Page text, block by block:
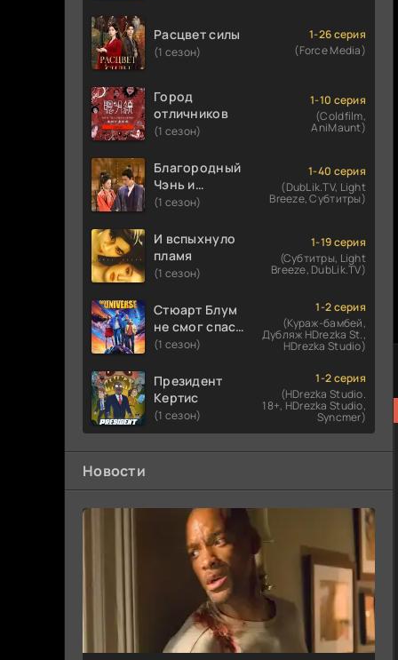
Расцвет силы
(1 сезон)
1-26 серия
(Force Media)
Город
отличников
(1 сезон)
1-10 серия
(Coldfilm,
AniMaunt)
Благородный
Чэнь и
прекрасная
(1 сезон)
1-40 серия
(DubLik.TV, Light
Breeze, Субтитры)
И вспыхнуло
пламя
(1 сезон)
1-19 серия
(Субтитры, Light
Breeze, DubLik.TV)
Стюарт Блум
не смог спасти
вселенную
(1 сезон)
1-2 серия
(Кураж-бамбей,
Дубляж HDrezka St.,
HDrezka Studio)
Президент
Кертис
(1 сезон)
1-2 серия
(HDrezka Studio.
18+, HDrezka Studio,
Syncmer)
Новости